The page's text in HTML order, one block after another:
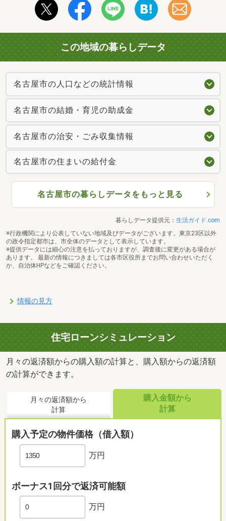
この地域の暮らしデータ
名古屋市の人口などの統計情報
名古屋市の結婚・育児の助成金
名古屋市の治安・ごみ収集情報
名古屋市の住まいの給付金
名古屋市の暮らしデータをもっと見る
暮らしデータ提供元： 生活ガイド.com
※行政機関により公表していない地域及びデータがございます。東京23区以外
の政令指定都市は、市全体のデータとして表示しています。
※提供データには細心の注意を払っておりますが、調査後に変更がある場合が
あります。 最新の情報につきましては各市区役所までお問い合わせいただく
か、自治体HPなどをご確認ください。
情報の見方
住宅ローンシミュレーション
月々の返済額からの購入額の計算と、購入額からの返済額
の計算ができます。
月々の返済額から
計算
購入金額から
計算
購入予定の物件価格（借入額）
万円
ボーナス1回分で返済可能額
万円